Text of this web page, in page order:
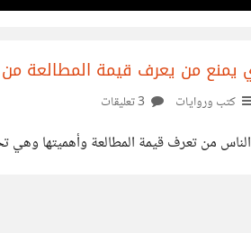
يمنع من يعرف قيمة المطالعة من
كتب وروايات
من تعرف قيمة المطالعة وأهميتها وهي